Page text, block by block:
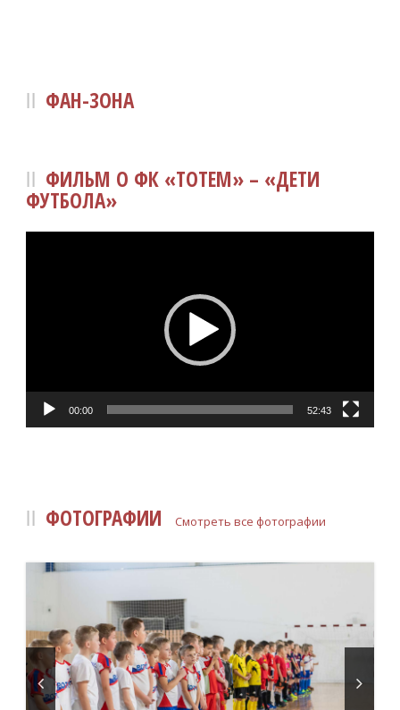
ФАН-ЗОНА
ФИЛЬМ О ФК «ТОТЕМ» – «ДЕТИ
ФУТБОЛА»
00:00 52:43
ФОТОГРАФИИ Смотреть все фотографии